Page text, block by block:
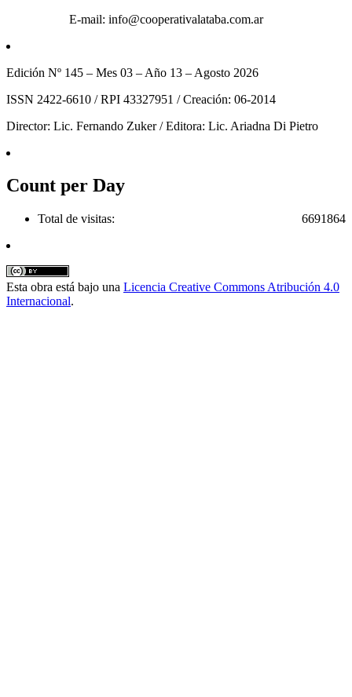
E-mail: info@cooperativalataba.com.ar
Edición Nº 145 – Mes 03 – Año 13 – Agosto 2026
ISSN 2422-6610 / RPI 43327951 / Creación: 06-2014
Director: Lic. Fernando Zuker / Editora: Lic. Ariadna Di Pietro
Count per Day
6691864
Total de visitas:
Esta obra está bajo una Licencia Creative Commons Atribución 4.0
Internacional.